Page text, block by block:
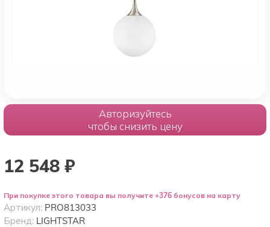
Авторизуйтесь
чтобы снизить цену
12 548 ₽
При покупке этого товара вы получите +376 бонусов на карту
Артикул: PRO813033
Бренд: LIGHTSTAR